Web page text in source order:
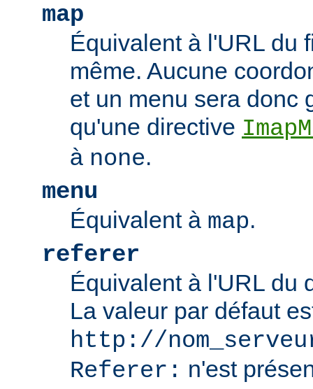
map
Équivalent à l'URL du
même. Aucune
et un menu sera donc
qu'une directive
à none.
menu
Équivalent à map.
referer
Équivalent à l'URL du
La valeur par défaut
http://
Referer: n'est